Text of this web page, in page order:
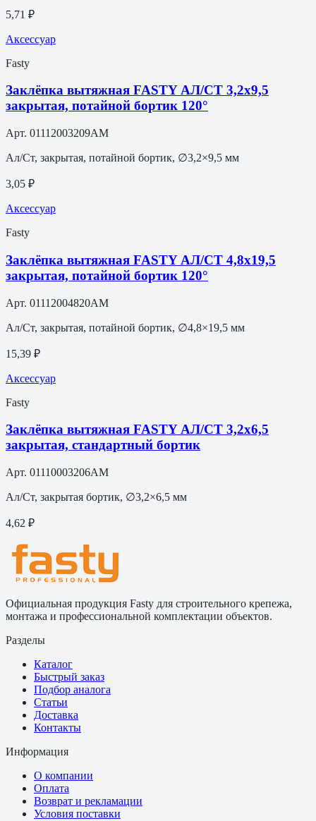
5,71 ₽
Аксессуар
Fasty
Заклёпка вытяжная FASTY АЛ/СТ 3,2х9,5
закрытая, потайной бортик 120°
Арт. 01112003209AM
Ал/Ст, закрытая, потайной бортик, ∅3,2×9,5 мм
3,05 ₽
Аксессуар
Fasty
Заклёпка вытяжная FASTY АЛ/СТ 4,8х19,5
закрытая, потайной бортик 120°
Арт. 01112004820AM
Ал/Ст, закрытая, потайной бортик, ∅4,8×19,5 мм
15,39 ₽
Аксессуар
Fasty
Заклёпка вытяжная FASTY АЛ/СТ 3,2х6,5
закрытая, стандартный бортик
Арт. 01110003206AM
Ал/Ст, закрытая бортик, ∅3,2×6,5 мм
4,62 ₽
Официальная продукция Fasty для строительного крепежа,
монтажа и профессиональной комплектации объектов.
Разделы
Каталог
Быстрый заказ
Подбор аналога
Статьи
Доставка
Контакты
Информация
О компании
Оплата
Возврат и рекламации
Условия поставки